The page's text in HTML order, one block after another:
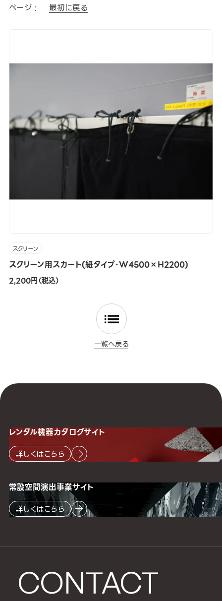
ページ : 最初に戻る
スクリーン
スクリーン用スカート(紐タイプ･W4500×H2200)
2,200円（税込）
一覧へ戻る
CONTACT
レンタル機器カタログサイト
詳しくはこちら
常設空間演出事業サイト
詳しくはこちら